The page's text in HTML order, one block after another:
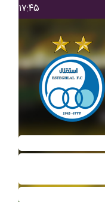
۱۷:۴۵